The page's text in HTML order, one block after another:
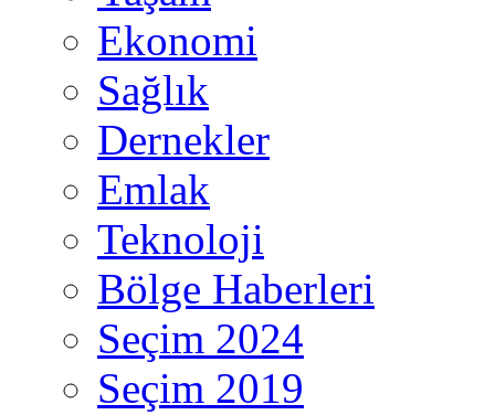
Ekonomi
Sağlık
Dernekler
Emlak
Teknoloji
Bölge Haberleri
Seçim 2024
Seçim 2019